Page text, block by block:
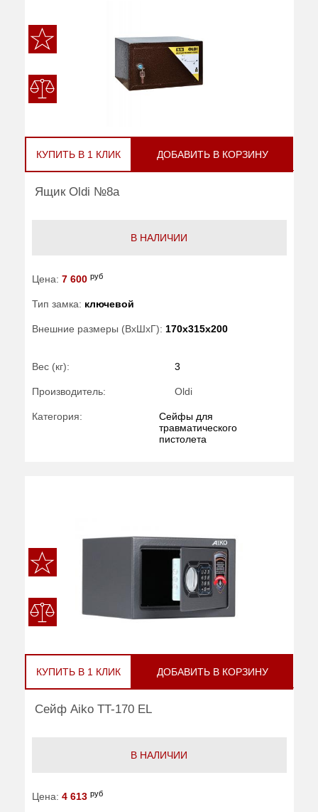
КУПИТЬ В 1 КЛИК ДОБАВИТЬ В КОРЗИНУ
Ящик Oldi №8а
В НАЛИЧИИ
Цена: 7 600 руб
Тип замка: ключевой
Внешние размеры (ВхШхГ): 170x315x200
Вес (кг): 3
Производитель: Oldi
Категория:
Сейфы для
травматического
пистолета
КУПИТЬ В 1 КЛИК ДОБАВИТЬ В КОРЗИНУ
Сейф Aiko TT-170 EL
В НАЛИЧИИ
Цена: 4 613 руб